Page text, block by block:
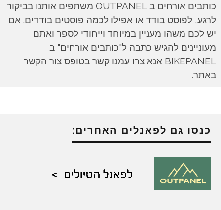
כותבים אורחים ב OUTPANEL משתפים אותנו בביקור
לרגע, לפוסט בודד או אפילו לכמה פוסטים בודדים. אם
יש לכם משהו מעניין במיוחד וייחודי לספר ואתם
מעוניינים להגיש כתבה ל"כותבים אורחים" ב
BIKEPANEL אנא צרו עמנו קשר בטופס צור הקשר
באתר.
כנסו גם לפאנלים האחרים: